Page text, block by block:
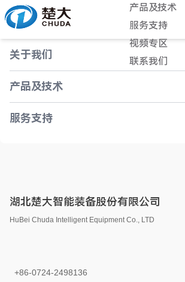
产品及技术
服务支持
视频专区
联系我们
关于我们
产品及技术
服务支持
湖北楚大智能装备股份有限公司
HuBei Chuda Intelligent Equipment Co., LTD
+86-0724-2498136